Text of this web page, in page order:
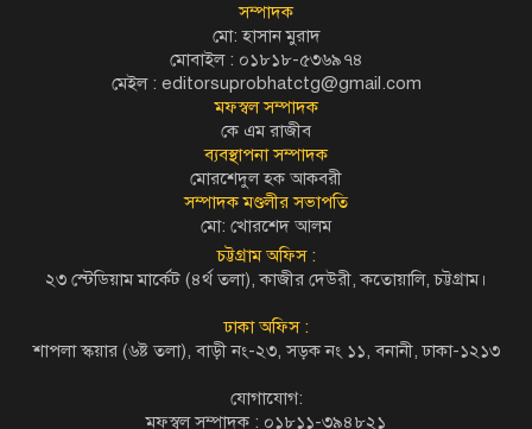
সম্পাদক
মো: হাসান মুরাদ
মোবাইল : ০১৮১৮-৫৩৬৯৭৪
মেইল : editorsuprobhatctg@gmail.com
মফস্বল সম্পাদক
কে এম রাজীব
ব্যবস্থাপনা সম্পাদক
মোরশেদুল হক আকবরী
সম্পাদক মণ্ডলীর সভাপতি
মো: খোরশেদ আলম
চট্টগ্রাম অফিস :
২৩ স্টেডিয়াম মার্কেট (৪র্থ তলা), কাজীর দেউরী, কতোয়ালি, চট্টগ্রাম।
ঢাকা অফিস :
শাপলা স্কয়ার (৬ষ্ট তলা), বাড়ী নং-২৩, সড়ক নং ১১, বনানী, ঢাকা-১২১৩
যোগাযোগ:
মফস্বল সম্পাদক : ০১৮১১-৩৯৪৮২১